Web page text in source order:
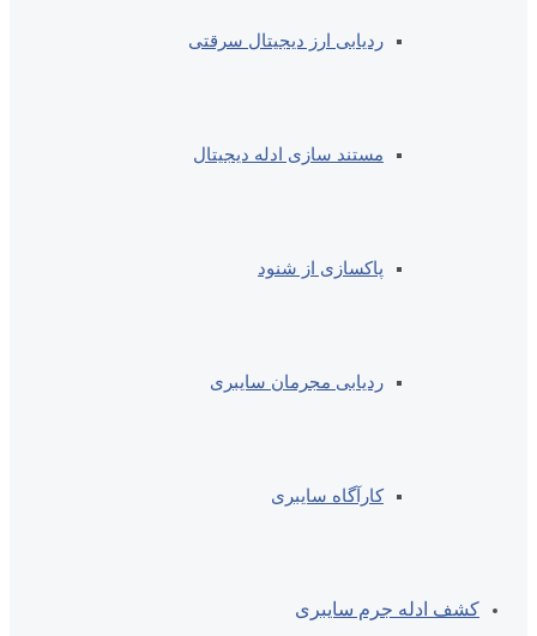
ردیابی ارز دیجیتال سرقتی
مستند سازی ادله دیجیتال
پاکسازی از شنود
ردیابی مجرمان سایبری
کارآگاه سایبری
کشف ادله جرم سایبری